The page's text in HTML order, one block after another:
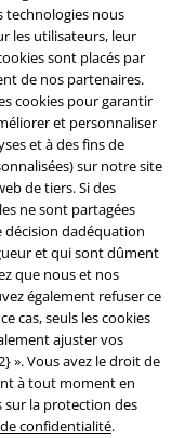
technologies nous
les utilisateurs, leur
sont placés par
de nos partenaires.
cookies pour garantir
et personnaliser
et à des fins de
sur notre site
de tiers. Si des
ne sont partagées
dadéquation
et qui sont dûment
que nous et nos
également refuser ce
cas, seuls les cookies
ajuster vos
». Vous avez le droit de
à tout moment en
sur la protection des
confidentialité.
Die Toten Hosen, Feine
d'achat et les produits
écoute
Plus